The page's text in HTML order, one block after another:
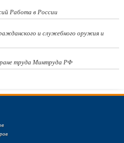
Работа в России
и служебного оружия и
труда Минтруда РФ